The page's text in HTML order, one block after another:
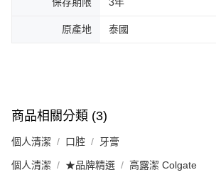
原產地 泰國
商品相關分類 (3)
個人清潔 口腔 牙膏
個人清潔 ★品牌精選 高露潔 Colgate